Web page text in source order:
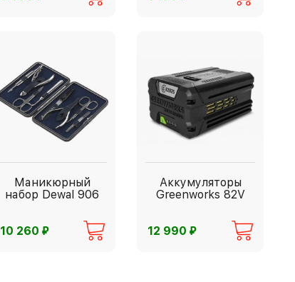
Маникюрный
набор Dewal 906
10 260 ⃏
Аккумуляторы
Greenworks 82V
12 990⃏